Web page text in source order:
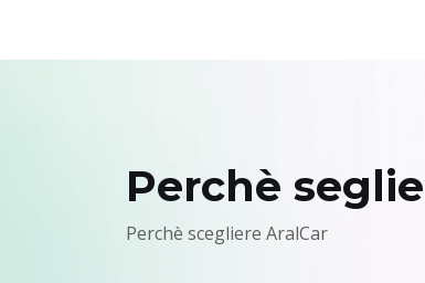
Perchè
Perchè scegliere AralCar